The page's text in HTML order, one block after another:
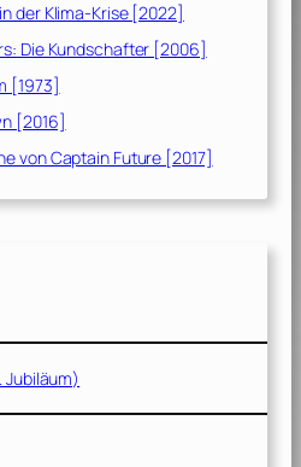
der Klima-Krise [2022]
Die Kundschafter [2006]
[1973]
[2016]
von Captain Future [2017]
Jubiläum)